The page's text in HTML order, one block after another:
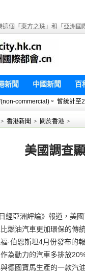
個「東方之珠」和「亞洲國
新聞 中國新聞 百
commercial)。 暫統計
> 香港新聞 > 關於香港 >
美國調查
經亞洲評論》報道，美
燃油汽車更加環保的傳
·伯恩斯坦4月份發布的
為動力的汽車多排放
德國寶馬生產的一款汽